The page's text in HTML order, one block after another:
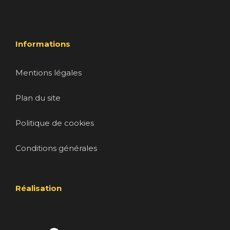
Informations
Mentions légales
Plan du site
Politique de cookies
Conditions générales
Réalisation